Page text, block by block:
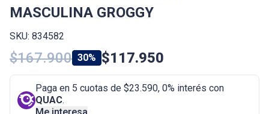
MASCULINA GROGGY
SKU: 834582
$167.900 30% $117.950
Paga en 5 cuotas de $23.590, 0% interés con
QUAC.